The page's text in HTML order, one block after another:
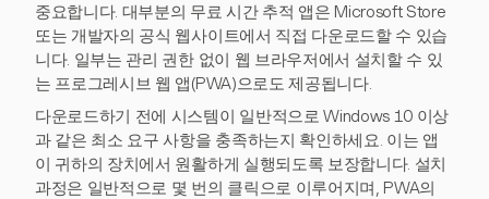
중요합니다. 대부분의 무료 시간 추적 앱은 Microsoft Store
또는 개발자의 공식 웹사이트에서 직접 다운로드할 수 있습
니다. 일부는 관리 권한 없이 웹 브라우저에서 설치할 수 있
는 프로그레시브 웹 앱(PWA)으로도 제공됩니다.
다운로드하기 전에 시스템이 일반적으로 Windows 10 이상
과 같은 최소 요구 사항을 충족하는지 확인하세요. 이는 앱
이 귀하의 장치에서 원활하게 실행되도록 보장합니다. 설치
과정은 일반적으로 몇 번의 클릭으로 이루어지며, PWA의